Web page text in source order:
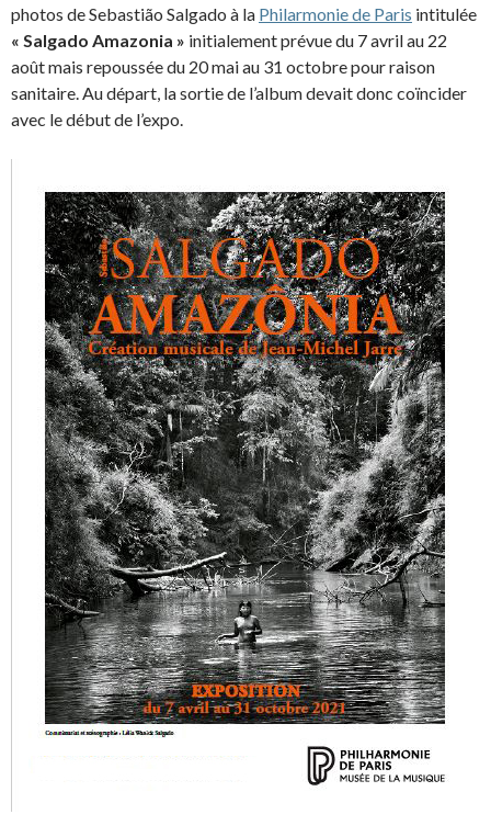
photos de Sebastião Salgado à la Philarmonie de Paris intitulée
« Salgado Amazonia » initialement prévue du 7 avril au 22
août mais repoussée du 20 mai au 31 octobre pour raison
sanitaire. Au départ, la sortie de l’album devait donc coïncider
avec le début de l’expo.